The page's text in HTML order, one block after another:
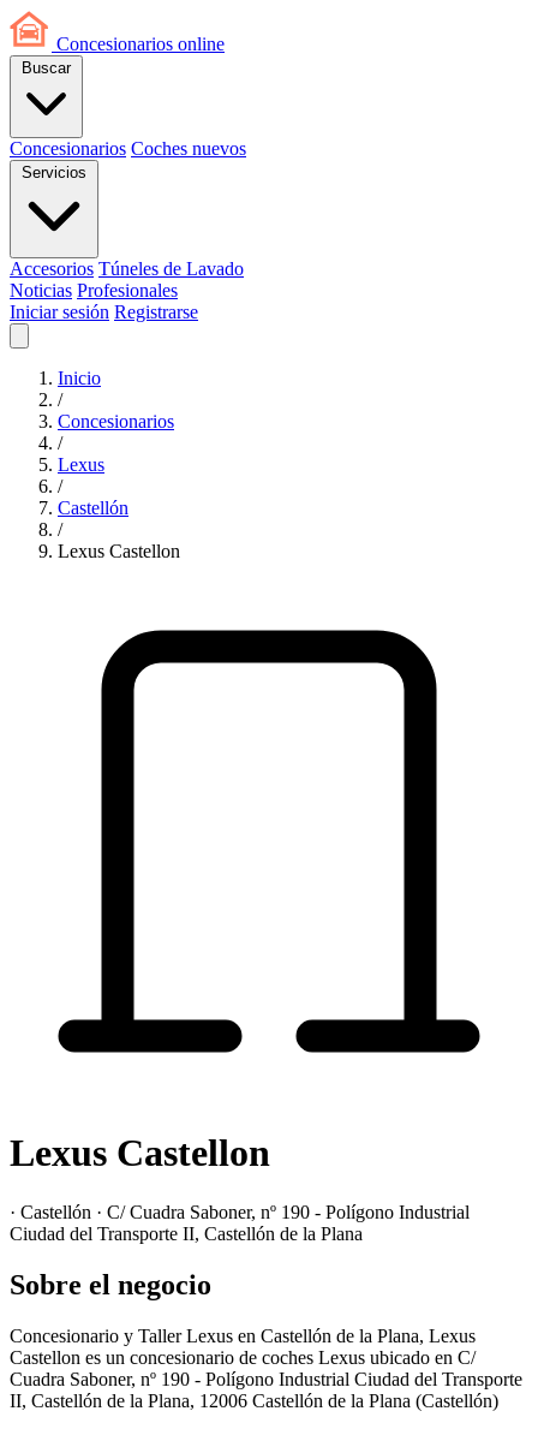
Concesionarios online
Buscar
Concesionarios Coches nuevos
Servicios
Accesorios Túneles de Lavado
Noticias Profesionales
Iniciar sesión Registrarse
Inicio
/
Concesionarios
/
Lexus
/
Castellón
/
Lexus Castellon
Lexus Castellon
· Castellón · C/ Cuadra Saboner, nº 190 - Polígono Industrial
Ciudad del Transporte II, Castellón de la Plana
Sobre el negocio
Concesionario y Taller Lexus en Castellón de la Plana, Lexus
Castellon es un concesionario de coches Lexus ubicado en C/
Cuadra Saboner, nº 190 - Polígono Industrial Ciudad del Transporte
II, Castellón de la Plana, 12006 Castellón de la Plana (Castellón)